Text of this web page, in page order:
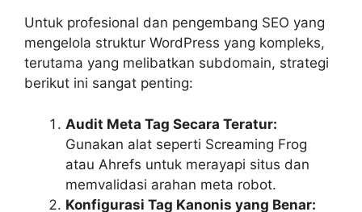
Untuk profesional dan pengembang SEO yang
mengelola struktur WordPress yang kompleks,
terutama yang melibatkan subdomain, strategi
berikut ini sangat penting:
Audit Meta Tag Secara Teratur:
Gunakan alat seperti Screaming Frog
atau Ahrefs untuk merayapi situs dan
memvalidasi arahan meta robot.
Konfigurasi Tag Kanonis yang Benar: